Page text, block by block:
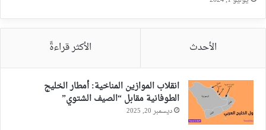
الأحدث الأكثر قراءةً
انقلاب الموازين المناخية: أمطار الخليج
الطوفانية مقابل “الصيف الشتوي”
ديسمبر 20, 2025